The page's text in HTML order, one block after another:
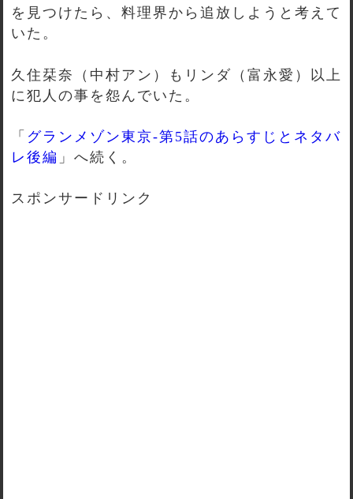
を見つけたら、料理界から追放しようと考えて
いた。
久住栞奈（中村アン）もリンダ（富永愛）以上
に犯人の事を怨んでいた。
「 グランメゾン東京-第5話のあらすじとネタバ
レ後編 」へ続く。
スポンサードリンク